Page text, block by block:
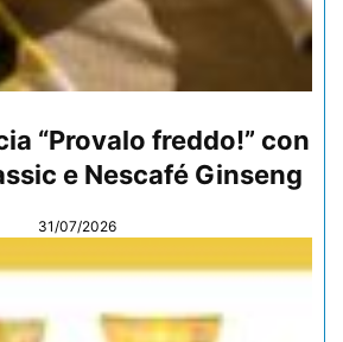
“Provalo freddo!” con
e Nescafé Ginseng
31/07/2026